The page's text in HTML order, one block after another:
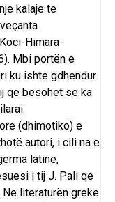
kalaje te
Himara-
Mbi portën e
ku ishte gdhendur
qe besohet se ka
(dhimotiko) e
autori, i cili na e
latine,
i tij J. Pali qe
literaturën greke